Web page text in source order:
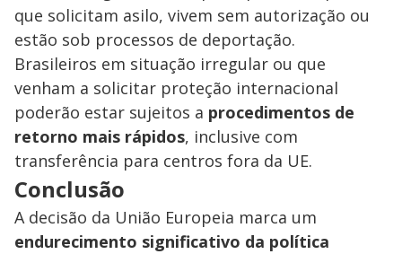
que solicitam asilo, vivem sem autorização ou
estão sob processos de deportação.
Brasileiros em situação irregular ou que
venham a solicitar proteção internacional
poderão estar sujeitos a procedimentos de
retorno mais rápidos, inclusive com
transferência para centros fora da UE.
Conclusão
A decisão da União Europeia marca um
endurecimento significativo da política